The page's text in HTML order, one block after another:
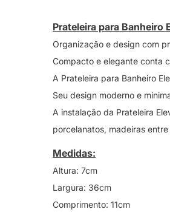
Prateleira para Banheiro
Organização e design com
Compacto e elegante conta
A Prateleira para Banheiro
Seu design moderno e
A instalação da Prateleira
porcelanatos, madeiras entre
Medidas:
Altura: 7cm
Largura: 36cm
Comprimento: 11cm